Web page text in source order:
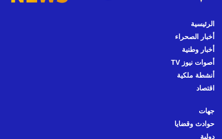
الرئيسية
أخبار الصحراء
أخبار وطنية
أصوات نيوز TV
أنشطة ملكية
اقتصاد
جهات
حوادث وقضايا
دولية